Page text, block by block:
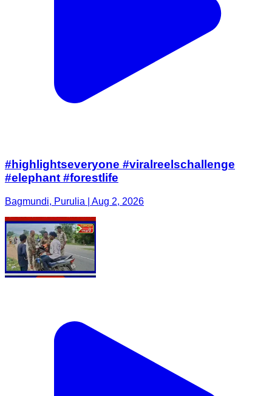
#highlightseveryone #viralreelschallenge
#elephant #forestlife
Bagmundi, Purulia | Aug 2, 2026